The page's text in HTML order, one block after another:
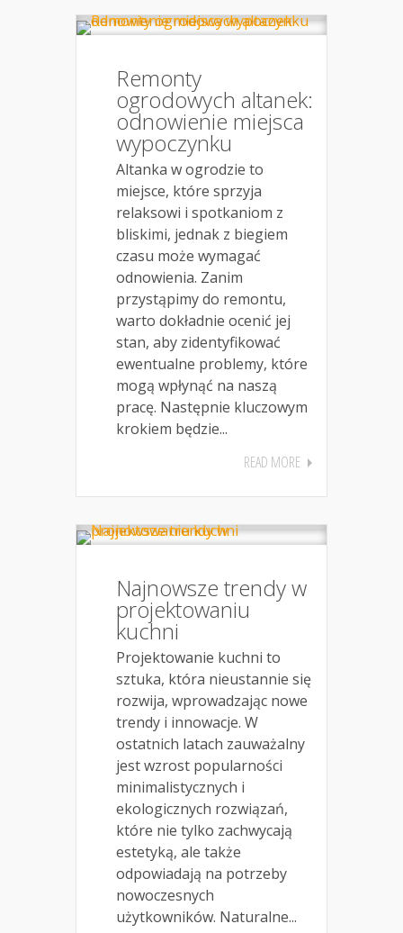
Remonty
ogrodowych altanek:
odnowienie miejsca
wypoczynku
Altanka w ogrodzie to
miejsce, które sprzyja
relaksowi i spotkaniom z
bliskimi, jednak z biegiem
czasu może wymagać
odnowienia. Zanim
przystąpimy do remontu,
warto dokładnie ocenić jej
stan, aby zidentyfikować
ewentualne problemy, które
mogą wpłynąć na naszą
pracę. Następnie kluczowym
krokiem będzie...
READ MORE
Najnowsze trendy w
projektowaniu
kuchni
Projektowanie kuchni to
sztuka, która nieustannie się
rozwija, wprowadzając nowe
trendy i innowacje. W
ostatnich latach zauważalny
jest wzrost popularności
minimalistycznych i
ekologicznych rozwiązań,
które nie tylko zachwycają
estetyką, ale także
odpowiadają na potrzeby
nowoczesnych
użytkowników. Naturalne...